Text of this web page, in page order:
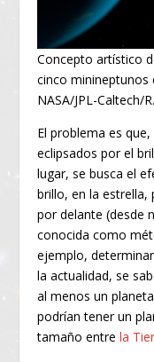
Concepto artístico
cinco minineptunos
NASA/JPL-Caltech/
El problema es
eclipsados por el
lugar, se busca el
brillo, en la estrella,
por delante (desde
conocida como
ejemplo,
la actualidad, se
al menos un
podrían tener un
tamaño entrela